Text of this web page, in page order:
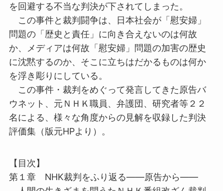
を回避する不当な判決が下されてしまった。
この事件と裁判闘争は、日本社会が「慰安婦」
問題の「歴史と責任」に向き合えないのは何故
か、メディアは何故「慰安婦」問題の加害の歴史
に沈黙するのか、そこに立ちはだかるものは何か
を浮き彫りにしている。
この事件・裁判をめぐって発言してきた原告バ
ウネット、元ＮＨＫ職員、弁護団、研究者等２２
名による、様々な角度からの見解を収録した判決
評価集（版元HPより）。
【目次】
第１章 NHK裁判をふり返る――原告から――